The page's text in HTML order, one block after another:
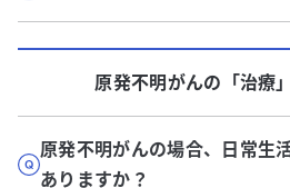
原発不明がんの「治療
原発不明がんの場合、日常生
ありますか？